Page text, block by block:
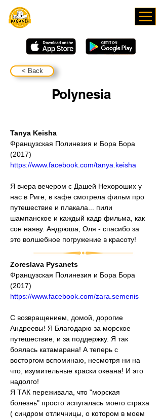
< Back
Polynesia
Tanya Keisha
Французская Полинезия и Бора Бора
(2017)
https://www.facebook.com/tanya.keisha
Я вчера вечером с Дашей Нехороших у
нас в Риге, в кафе смотрела фильм про
путешествие и плакала... пили
шампанское и каждый кадр фильма, как
сон наяву. Андрюша, Оля - спасибо за
это волшебное погружение в красоту!
Zoreslava Pysanets
Французская Полинезия и Бора Бора
(2017)
https://www.facebook.com/zara.semenis
С возвращением, домой, дорогие
Андреевы! Я Благодарю за морское
путешествие, и за поддержку. Я так
боялась катамарана! А теперь с
восторгом вспоминаю, несмотря ни на
что, изумительные краски океана! И это
надолго!
Я ТАК переживала, что "морская
болезнь" просто испугалась моего страха
( синдром отличницы, о котором в моем